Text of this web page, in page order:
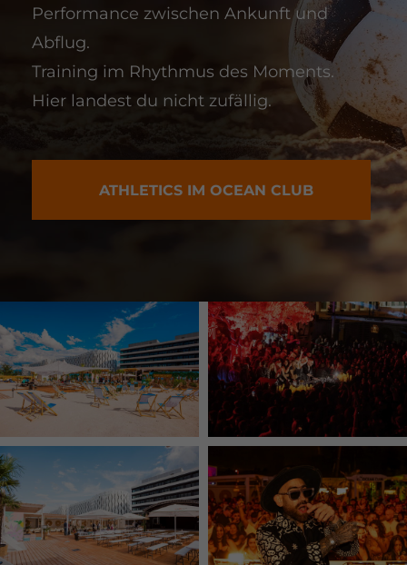
Performance zwischen Ankunft und
Abflug.
Training im Rhythmus des Moments.
Hier landest du nicht zufällig.
ATHLETICS IM OCEAN CLUB